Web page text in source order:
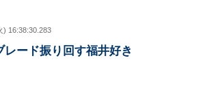
) 16:38:30.283
ード振り回す福井好き